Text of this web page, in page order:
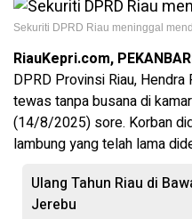
Sekuriti DPRD Riau meninggal
RiauKepri.com,
DPRD Provinsi Riau,
tewas tanpa busana di
(14/8/2025) sore. Korban
lambung yang telah lama
Ulang Tahun Riau di
Jerebu